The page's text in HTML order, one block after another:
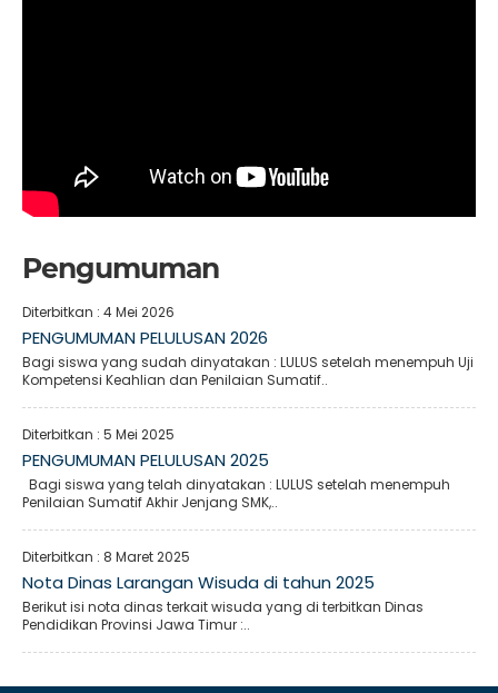
Pengumuman
Diterbitkan : 4 Mei 2026
PENGUMUMAN PELULUSAN 2026
Bagi siswa yang sudah dinyatakan : LULUS setelah menempuh Uji
Kompetensi Keahlian dan Penilaian Sumatif..
Diterbitkan : 5 Mei 2025
PENGUMUMAN PELULUSAN 2025
Bagi siswa yang telah dinyatakan : LULUS setelah menempuh
Penilaian Sumatif Akhir Jenjang SMK,..
Diterbitkan : 8 Maret 2025
Nota Dinas Larangan Wisuda di tahun 2025
Berikut isi nota dinas terkait wisuda yang di terbitkan Dinas
Pendidikan Provinsi Jawa Timur :..